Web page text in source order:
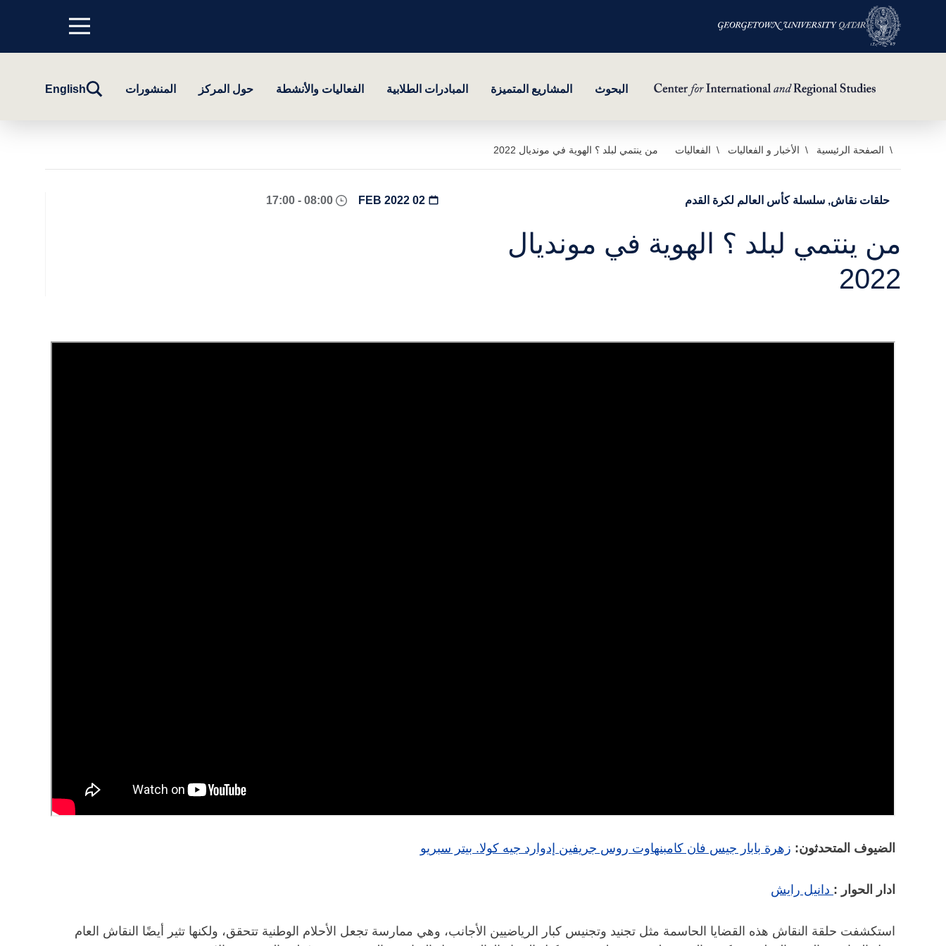
Menu
top
البحوث المشاريع المتميزة المبادرات الطلابية الفعاليات والأنشطة حول المركز المنشورات
تبديلEnglish
الصفحة الرئيسية الأخبار و الفعاليات الفعاليات من ينتمي لبلد ؟ الهوية في مونديال 2022
حلقات نقاش, سلسلة كأس العالم لكرة القدم
من ينتمي لبلد ؟ الهوية في مونديال
2022
الضيوف المتحدثون: زهرة بابار جيس فان كامبنهاوت روس جريفين إدوارد جيه كولا. بيتر سبريو
ادار الحوار : دانيل رايش
استكشفت حلقة النقاش هذه القضايا الحاسمة مثل تجنيد وتجنيس كبار الرياضيين الأجانب، وهي ممارسة تجعل الأحلام الوطنية تتحقق، ولكنها تثير أيضًا النقاش العام